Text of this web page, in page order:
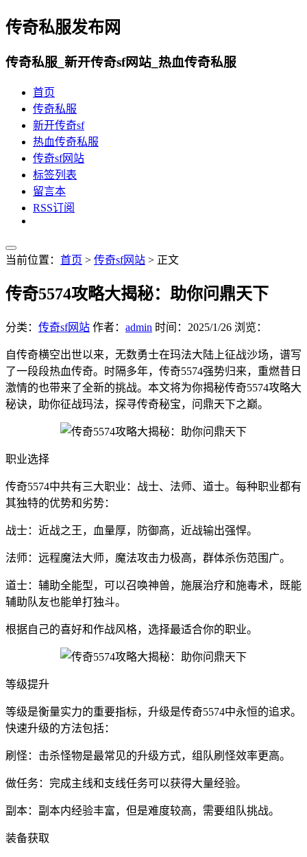
传奇私服发布网
传奇私服_新开传奇sf网站_热血传奇私服
首页
传奇私服
新开传奇sf
热血传奇私服
传奇sf网站
标签列表
留言本
RSS订阅
当前位置： 首页 > 传奇sf网站 > 正文
传奇5574攻略大揭秘：助你问鼎天下
分类： 传奇sf网站 作者： admin 时间： 2025/1/26 浏览：
自传奇横空出世以来，无数勇士在玛法大陆上征战沙场，谱写
了一段段热血传奇。时隔多年，传奇5574强势归来，重燃昔日
激情的也带来了全新的挑战。本文将为你揭秘传奇5574攻略大
秘诀，助你征战玛法，探寻传奇秘宝，问鼎天下之巅。
职业选择
传奇5574中共有三大职业：战士、法师、道士。每种职业都有
其独特的优势和劣势：
战士：近战之王，血量厚，防御高，近战输出强悍。
法师：远程魔法大师，魔法攻击力极高，群体杀伤范围广。
道士：辅助全能型，可以召唤神兽，施展治疗和施毒术，既能
辅助队友也能单打独斗。
根据自己的喜好和作战风格，选择最适合你的职业。
等级提升
等级是衡量实力的重要指标，升级是传奇5574中永恒的追求。
快速升级的方法包括：
刷怪：击杀怪物是最常见的升级方式，组队刷怪效率更高。
做任务：完成主线和支线任务可以获得大量经验。
副本：副本内经验丰富，但是难度较高，需要组队挑战。
装备获取